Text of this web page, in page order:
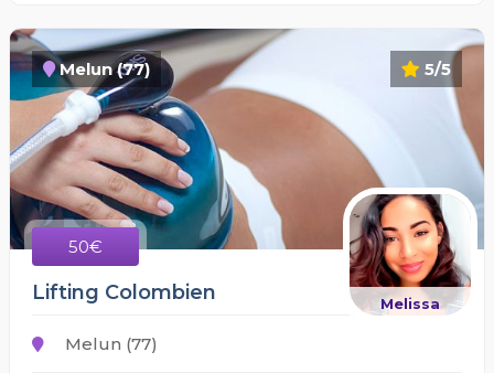
5/5
Melun (77)
50€
Melissa
Lifting Colombien
Melun (77)